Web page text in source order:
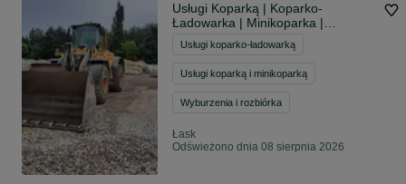
Usługi Koparką | Koparko-
Ładowarka | Minikoparka |
Miniładowarka | Wywrotki 5T, 15T,
27T | Prace Ziemne | Łódzkie
Usługi koparko-ładowarką
Usługi koparką i minikoparką
Wyburzenia i rozbiórka
Łask
Odświeżono dnia 08 sierpnia 2026